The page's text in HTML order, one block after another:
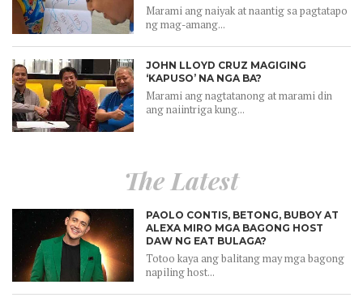
Marami ang naiyak at naantig sa pagtatapo
ng mag-amang...
JOHN LLOYD CRUZ MAGIGING
‘KAPUSO’ NA NGA BA?
Marami ang nagtatanong at marami din
ang naiintriga kung...
The Latest
PAOLO CONTIS, BETONG, BUBOY AT
ALEXA MIRO MGA BAGONG HOST
DAW NG EAT BULAGA?
Totoo kaya ang balitang may mga bagong
napiling host...